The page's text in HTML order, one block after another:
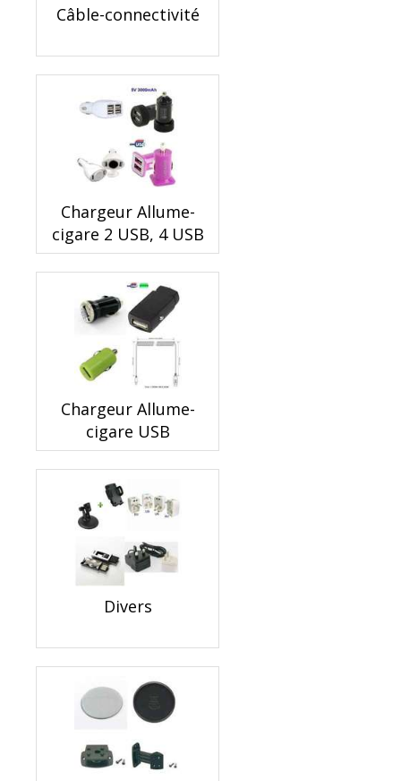
Câble-connectivité
Chargeur Allume-
cigare 2 USB, 4 USB
Chargeur Allume-
cigare USB
Divers